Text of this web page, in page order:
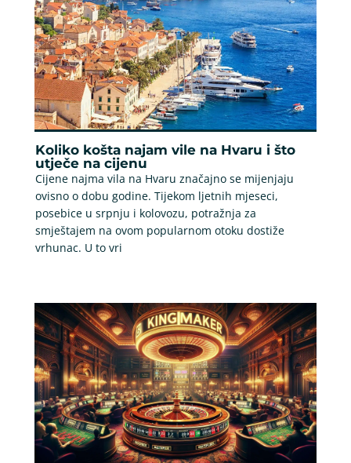
Koliko košta najam vile na Hvaru i što
utječe na cijenu
Cijene najma vila na Hvaru značajno se mijenjaju
ovisno o dobu godine. Tijekom ljetnih mjeseci,
posebice u srpnju i kolovozu, potražnja za
smještajem na ovom popularnom otoku dostiže
vrhunac. U to vri